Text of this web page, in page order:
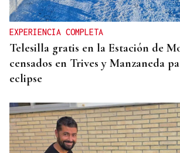
EXPERIENCIA COMPLETA
Telesilla gratis en la Estación de
censados en Trives y Manzaneda
eclipse